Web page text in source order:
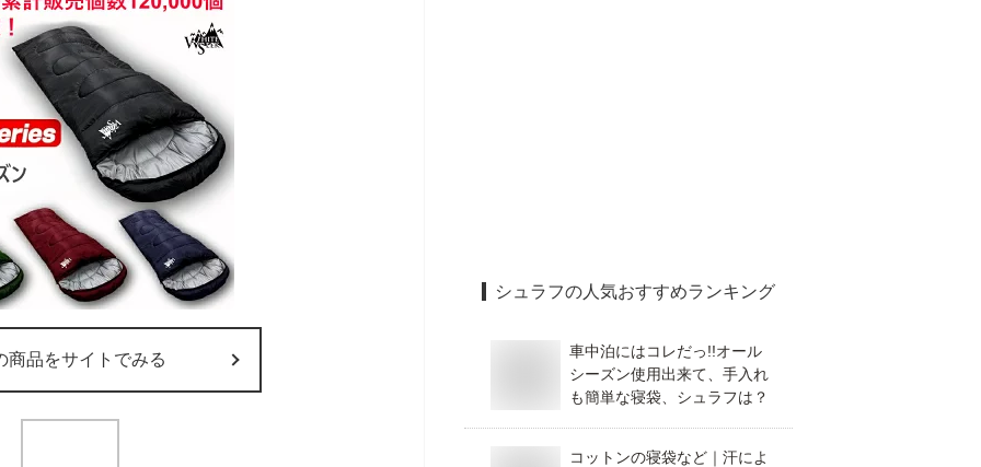
商品をサイトでみる
シュラフの人気おすすめランキング
車中泊にはコレだっ!!オール
シーズン使用出来て、手入れ
も簡単な寝袋、シュラフは？
コットンの寝袋など｜汗によ